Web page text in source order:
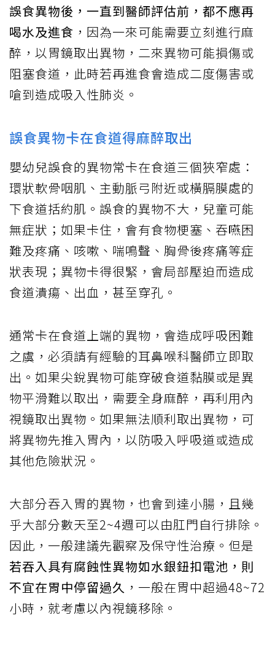
誤食異物後，一直到醫師評估前，都不應再
喝水及進食 ，因為一來可能需要立刻進行麻
醉，以胃鏡取出異物，二來異物可能損傷或
阻塞食道，此時若再進食會造成二度傷害或
嗆到造成吸入性肺炎。
誤食異物卡在食道得麻醉取出
嬰幼兒誤食的異物常卡在食道三個狹窄處：
環狀軟骨咽肌、主動脈弓附近或橫膈膜處的
下食道括約肌。誤食的異物不大，兒童可能
無症狀；如果卡住，會有食物梗塞、吞嚥困
難及疼痛、咳嗽、喘鳴聲、胸骨後疼痛等症
狀表現；異物卡得很緊，會局部壓迫而造成
食道潰瘍、出血，甚至穿孔。
通常卡在食道上端的異物，會造成呼吸困難
之虞，必須請有經驗的耳鼻喉科醫師立即取
出。如果尖銳異物可能穿破食道黏膜或是異
物平滑難以取出，需要全身麻醉，再利用內
視鏡取出異物。如果無法順利取出異物，可
將異物先推入胃內，以防吸入呼吸道或造成
其他危險狀況。
大部分吞入胃的異物，也會到達小腸，且幾
乎大部分數天至2~4週可以由肛門自行排除。
因此，一般建議先觀察及保守性治療。但是
若吞入具有腐蝕性異物如水銀鈕扣電池，則
不宜在胃中停留過久 ，一般在胃中超過48~72
小時，就考慮以內視鏡移除。